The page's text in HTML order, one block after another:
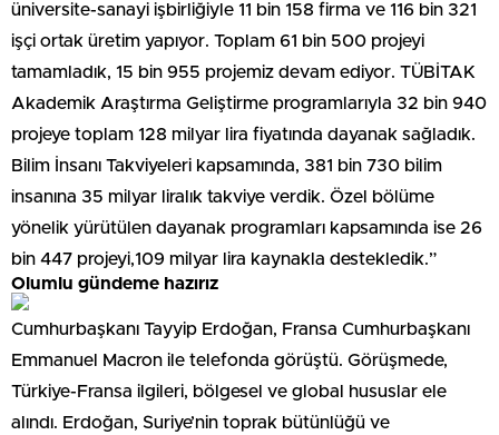
üniversite-sanayi işbirliğiyle 11 bin 158 firma ve 116 bin 321
işçi ortak üretim yapıyor. Toplam 61 bin 500 projeyi
tamamladık, 15 bin 955 projemiz devam ediyor. TÜBİTAK
Akademik Araştırma Geliştirme programlarıyla 32 bin 940
projeye toplam 128 milyar lira fiyatında dayanak sağladık.
Bilim İnsanı Takviyeleri kapsamında, 381 bin 730 bilim
insanına 35 milyar liralık takviye verdik. Özel bölüme
yönelik yürütülen dayanak programları kapsamında ise 26
bin 447 projeyi,109 milyar lira kaynakla destekledik.”
Olumlu gündeme hazırız
Cumhurbaşkanı Tayyip Erdoğan, Fransa Cumhurbaşkanı
Emmanuel Macron ile telefonda görüştü. Görüşmede,
Türkiye-Fransa ilgileri, bölgesel ve global hususlar ele
alındı. Erdoğan, Suriye’nin toprak bütünlüğü ve